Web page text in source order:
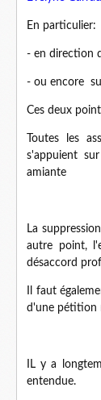
En particulier:
- en direction
- ou encore
Ces deux
Toutes les
s'appuient
amiante
La
autre point,
désaccord
Il faut
d'une pétition
IL y a
entendue.